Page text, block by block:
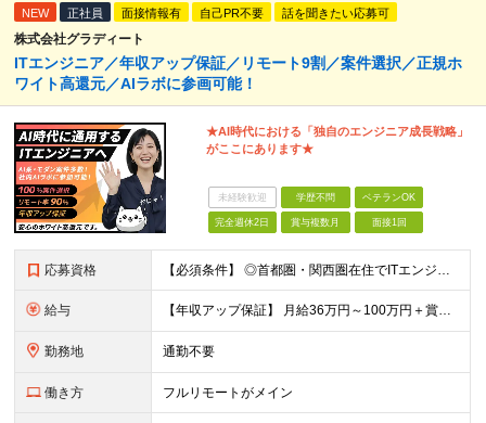
NEW 正社員 面接情報有 自己PR不要 話を聞きたい応募可
株式会社グラディート
ITエンジニア／年収アップ保証／リモート9割／案件選択／正規ホ
ワイト高還元／AIラボに参画可能！
★AI時代における「独自のエンジニア成⻑戦略」
がここにあります★
未経験歓迎 学歴不問 ベテランOK
完全週休2日 賞与複数月 面接1回
応募資格 【必須条件】 ◎首都圏・関西圏在住でITエンジニアとしての実務経験が3年以上ある⽅（開発・インフラいずれも歓迎） →首都圏（東京、神奈川、千葉、埼玉）、関西圏（大阪、兵庫、京都）在住のITエンジニア採
給与 【年収アップ保証】 月給36万円～100万円＋賞与（年3回）＋諸手当 ◆想定年収432万円〜1200万円(経験・スキルを考慮し決定) ※年収アップ保証付帯 ◆基本給には⽉20時間分の固定残業代(31,
勤務地 通勤不要
働き方 フルリモートがメイン